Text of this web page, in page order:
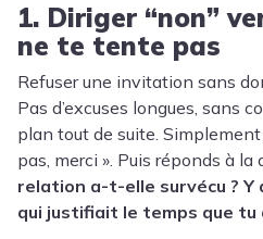
1. Diriger “non”
ne te tente pas
Refuser une invitation sans
Pas d’excuses longues, sans
plan tout de suite.
pas, merci ». Puis réponds à
relation a-t-elle survécu ? Y
qui justifiait le temps que tu